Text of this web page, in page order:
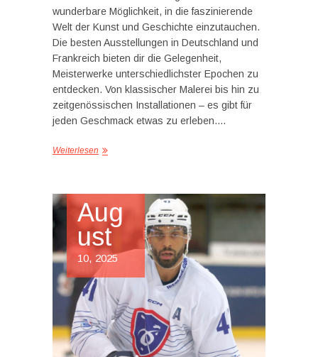
wunderbare Möglichkeit, in die faszinierende
Welt der Kunst und Geschichte einzutauchen.
Die besten Ausstellungen in Deutschland und
Frankreich bieten dir die Gelegenheit,
Meisterwerke unterschiedlichster Epochen zu
entdecken. Von klassischer Malerei bis hin zu
zeitgenössischen Installationen – es gibt für
jeden Geschmack etwas zu erleben.…
Weiterlesen
Aug
ust
10, 2025